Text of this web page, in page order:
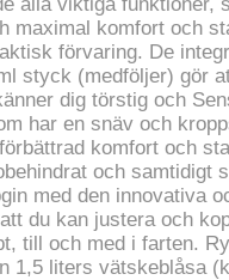
maximal komfort och
förvaring. De
styck (medföljer) gör
dig törstig och
har en snäv och
komfort och
och samtidigt
med den innovativa
du kan justera och
till och med i farten.
1,5 liters vätskeblåsa